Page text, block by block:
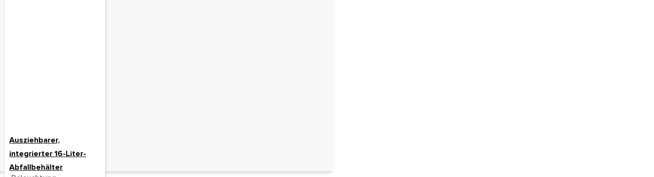
Ausziehbarer,
integrierter 16-Liter-
Abfallbehälter